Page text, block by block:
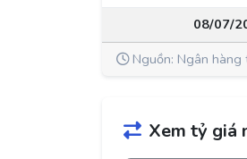
08/07/
Nguồn: Ngân hàng
Xem tỷ giá